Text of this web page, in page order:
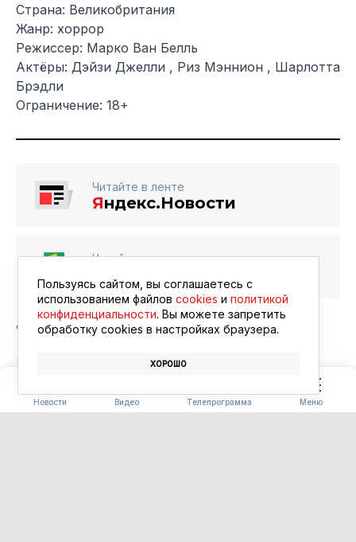
Новости Видео Телепрограмма Меню
Страна: Великобритания
Жанр: хоррор
Режиссер: Марко Ван Белль
Актёры: Дэйзи Джелли , Риз Мэннион , Шарлотта
Брэдли
Ограничение: 18+
Читайте в ленте
Яндекс.Новости
Читайте в ленте
АФИША
Пользуясь сайтом, вы соглашаетесь с
использованием файлов cookies и политикой
конфиденциальности. Вы можете запретить
обработку сookies в настройках браузера.
ХОРОШО